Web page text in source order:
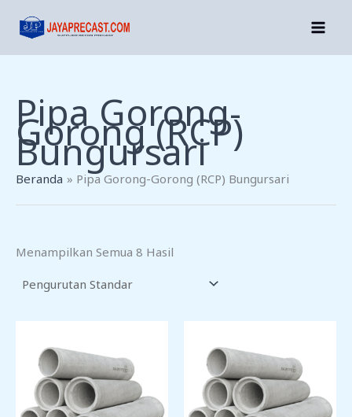
Pipa Gorong-
Gorong (RCP)
Bungursari
Beranda Pipa Gorong-Gorong (RCP) Bungursari
Menampilkan Semua 8 Hasil